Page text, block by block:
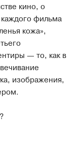
кино, о
фильма
кожа»,
— то, как в
изображения,